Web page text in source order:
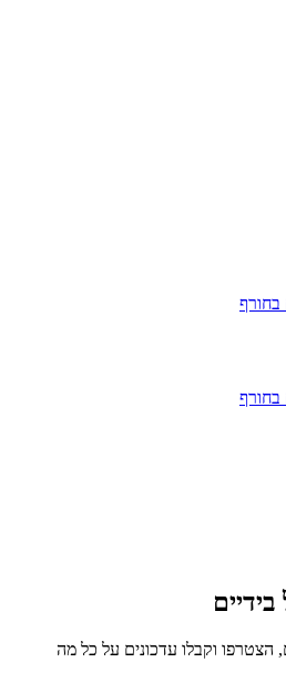
בחורף
בחורף
ל-4000 רשומים, הצטרפו וקבלו עדכונים על כל מה